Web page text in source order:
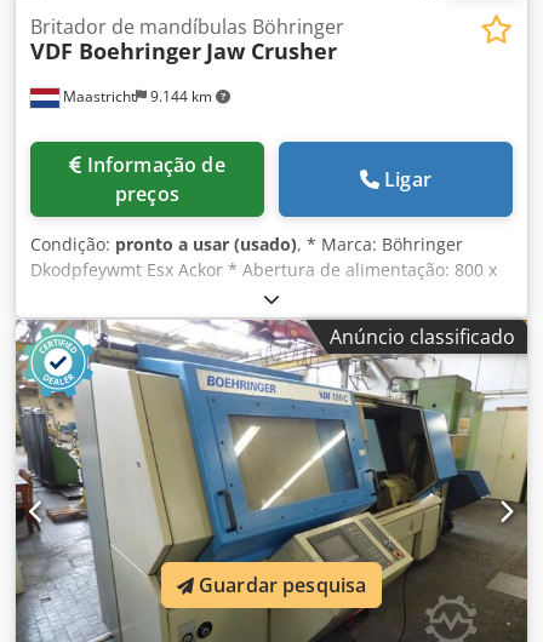
Maastricht 9.144 km
Britador de mandíbulas Böhringer
VDF Boehringer Jaw Crusher
preços
Ligar
Condição: pronto a usar (usado), * Marca: Böhringer
Dkodpfeywmt Esx Ackor * Abertura de alimentação: 800 x
200 mm * Acionamento: motor elétrico de 30 kW.
Anúncio classificado
Guardar pesquisa